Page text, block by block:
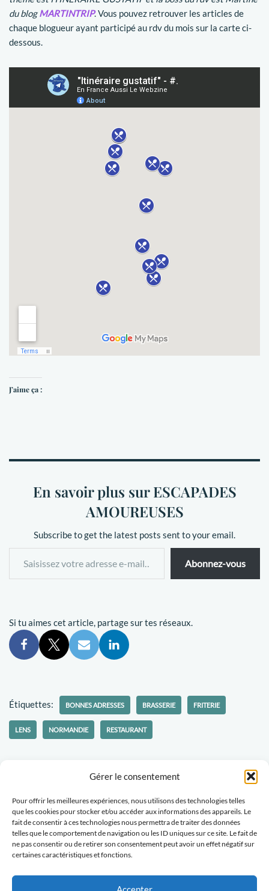
Gérer le consentement
Pour offrir les meilleures expériences, nous utilisons des technologies telles
que les cookies pour stocker et/ou accéder aux informations des appareils. Le
fait de consentir à ces technologies nous permettra de traiter des données
telles que le comportement de navigation ou les ID uniques sur ce site. Le fait de
ne pas consentir ou de retirer son consentement peut avoir un effet négatif sur
certaines caractéristiques et fonctions.
du blogMARTINTRIP. Vous pouvez retrouver les articles de
chaque blogueur ayant participé au rdv du mois sur la carte ci-
dessous.
J’aime ça :
En savoir plus sur ESCAPADES
AMOUREUSES
Subscribe to get the latest posts sent to your email.
Abonnez-vous
Si tu aimes cet article, partage sur tes réseaux.
Étiquettes: BONNES ADRESSES BRASSERIE FRITERIE
LENS NORMANDIE RESTAURANT
Politique-confidentialités
Travaillons ensemble
Tu veux recevoir des nouvelles d'Escapades Amoureuses ?